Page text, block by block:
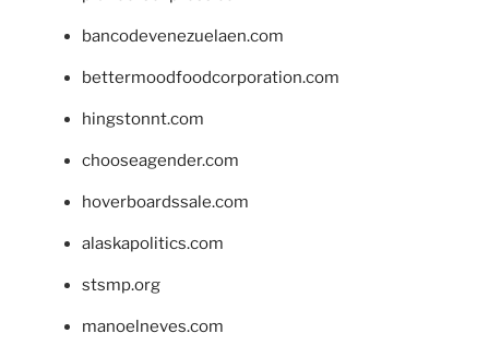
bancodevenezuelaen.com
bettermoodfoodcorporation.com
hingstonnt.com
chooseagender.com
hoverboardssale.com
alaskapolitics.com
stsmp.org
manoelneves.com